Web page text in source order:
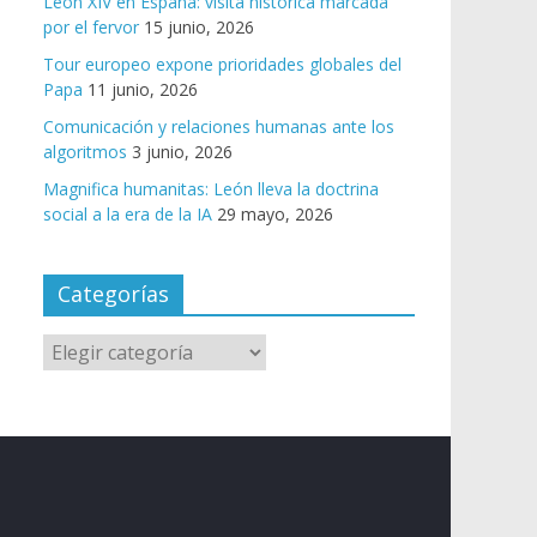
por el fervor 15 junio, 2026
Tour europeo expone prioridades globales del
Papa 11 junio, 2026
Comunicación y relaciones humanas ante los
algoritmos 3 junio, 2026
Magnifica humanitas: León lleva la doctrina
social a la era de la IA 29 mayo, 2026
Categorías